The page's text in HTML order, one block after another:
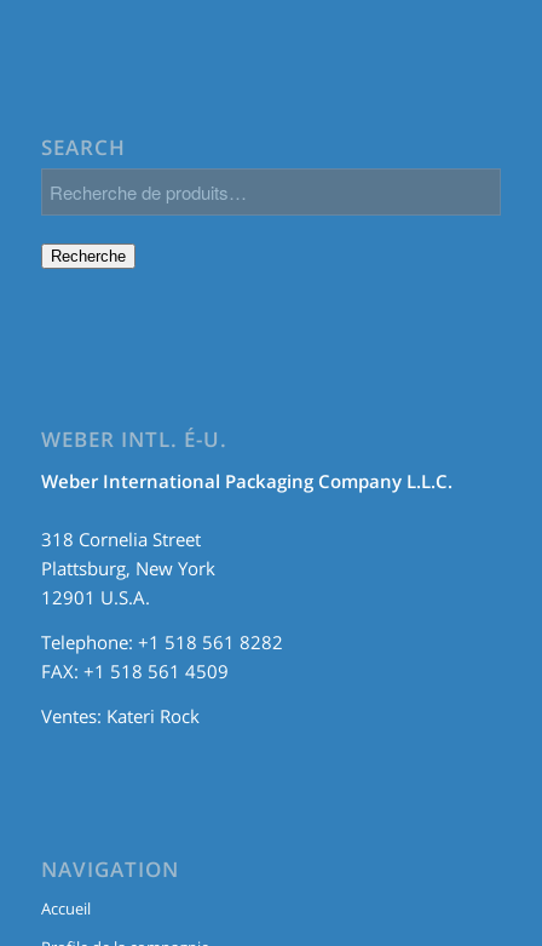
SEARCH
Recherche
WEBER INTL. É-U.
Weber International Packaging Company L.L.C.
318 Cornelia Street
Plattsburg, New York
12901 U.S.A.
Telephone: +1 518 561 8282
FAX: +1 518 561 4509
Ventes: Kateri Rock
NAVIGATION
Accueil